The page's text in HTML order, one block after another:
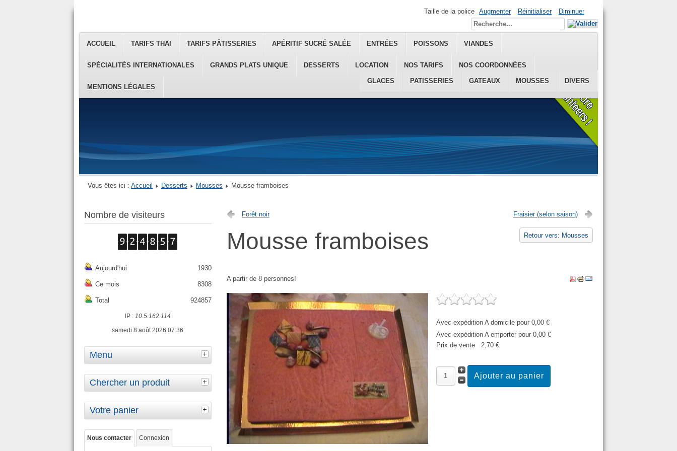
ACCUEIL TARIFS THAI TARIFS PÂTISSERIES APÉRITIF SUCRÉ SALÉE ENTRÉES POISSONS VIANDES
SPÉCIALITÉS INTERNATIONALES GRANDS PLATS UNIQUE DESSERTS
GLACES PATISSERIES GATEAUX MOUSSES DIVERS
LOCATION NOS TARIFS NOS COORDONNÉES
MENTIONS LÉGALES
Taille de la police Augmenter Réinitialiser Diminuer
Vous êtes ici : Accueil Desserts Mousses Mousse framboises
Nombre de visiteurs
Aujourd'hui 1930
Ce mois 8308
Total 924857
IP : 10.5.162.114
samedi 8 août 2026 07:36
Menu
Chercher un produit
Votre panier
Nous contacter Connexion
Forêt noir Fraisier (selon saison)
Retour vers: Mousses
Mousse framboises
A partir de 8 personnes!
Avec expédition A domicile pour 0,00 €
Avec expédition A emporter pour 0,00 €
Prix ​​de vente
2,70 €